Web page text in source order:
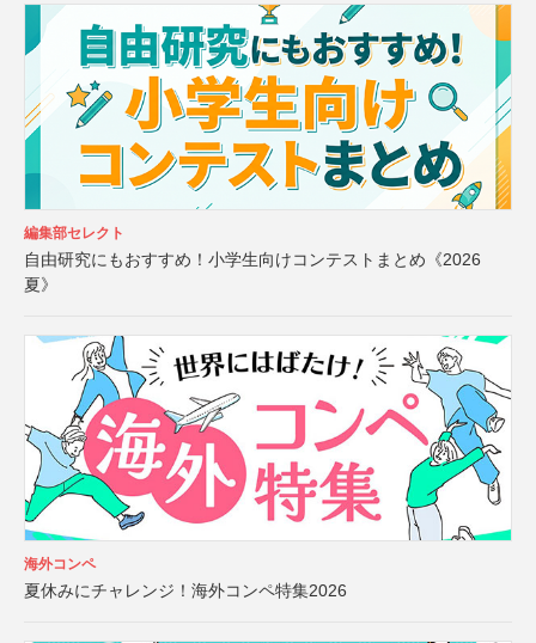
編集部セレクト
自由研究にもおすすめ！小学生向けコンテストまとめ《2026
夏》
海外コンペ
夏休みにチャレンジ！海外コンペ特集2026